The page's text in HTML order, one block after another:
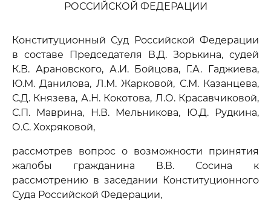
РОССИЙСКОЙ ФЕДЕРАЦИИ
Конституционный Суд Российской Федерации
в составе Председателя В.Д. Зорькина, судей
К.В. Арановского, А.И. Бойцова, Г.А. Гаджиева,
Ю.М. Данилова, Л.М. Жарковой, С.М. Казанцева,
С.Д. Князева, А.Н. Кокотова, Л.О. Красавчиковой,
С.П. Маврина, Н.В. Мельникова, Ю.Д. Рудкина,
О.С. Хохряковой,
рассмотрев вопрос о возможности принятия
жалобы гражданина В.В. Сосина к
рассмотрению в заседании Конституционного
Суда Российской Федерации,